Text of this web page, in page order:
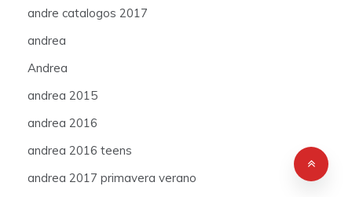
andre catalogos 2017
andrea
Andrea
andrea 2015
andrea 2016
andrea 2016 teens
andrea 2017 primavera verano